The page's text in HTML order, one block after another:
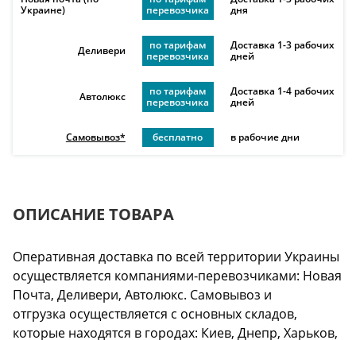
Украине)
перевозчика
дня
Деливери
по тарифам
перевозчика
Доставка 1-3 рабочих
дней
Автолюкс
по тарифам
перевозчика
Доставка 1-4 рабочих
дней
Самовывоз* бесплатно в рабочие дни
ОПИСАНИЕ ТОВАРА
Оперативная доставка по всей территории Украины
осуществляется компаниями-перевозчиками: Новая
Почта, Деливери, Автолюкс. Самовывоз и
отгрузка осуществляется с основных складов,
которые находятся в городах: Киев, Днепр, Харьков,